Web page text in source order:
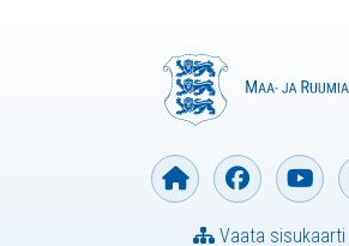
Vaata sisukaarti